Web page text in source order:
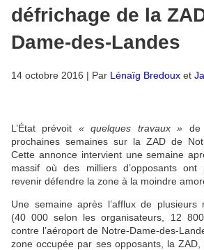
défrichage de la
Dame-des-Landes
14 octobre 2016 | Par Lénaïg Bredoux et
L’État prévoit « quelques travaux » de
prochaines semaines sur la ZAD de
Cette annonce intervient une semaine
massif où des milliers d’opposants
revenir défendre la zone à la moindre
Une semaine après l’afflux de plusieurs
(40 000 selon les organisateurs, 12
contre l’aéroport de Notre-Dame-des-
zone occupée par ses opposants, la ZAD,